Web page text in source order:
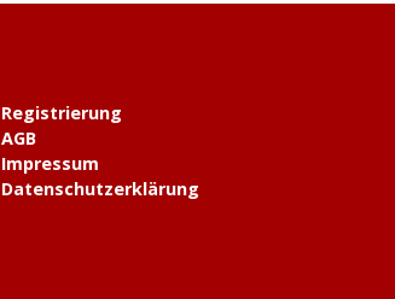
Registrierung
AGB
Impressum
Datenschutzerklärung